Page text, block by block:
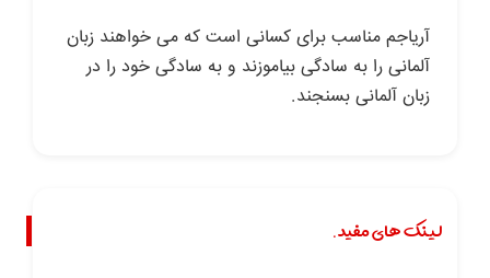
آریاجم مناسب برای کسانی است که می خواهند زبان
آلمانی را به سادگی بیاموزند و به سادگی خود را در
زبان آلمانی بسنجند.
لینک های مفید.